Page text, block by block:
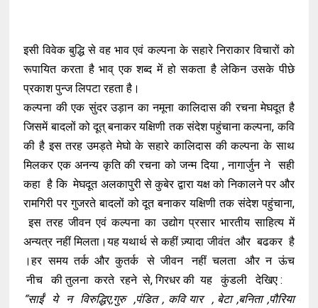
इसी विवेक बुद्धि से वह भाव एवं कल्पना के सहारे निराकार विचारों को
रूपायित करता है भाव् एक शब्द में हो सकता है लेकिन उसके पीछे
प्रकाश पुन्ज लिपटा रहता है।
कल्पना की एक सुंदर उड़ान का नमूना कालिदास की रचना मेघदूत है
जिसमें बादलों को दूत् बनाकर यक्षिणी तक संदेश पहुंचाना कल्पना, कवि
की है इस तरह उमड्ते मेघो के सहारे कालिदास की कल्पना के साथ
मिलकर एक अनन्य कृति की रचना को जन्म दिया , नागार्जुन ने सही
कहा है कि मेघदूत अलकापुरी से कुबेर द्वारा यक्ष को निकालने पर और
रामगिरी पर गुजरते बादलों को दूत बनाकर यक्षिणी तक संदेश पहुंचाना,
इस तरह जीवन एवं कल्पना का उद्योग प्रसार भारतीय साहित्य में
अन्यत्र नहीं मिलता।यह यथार्थ से कहीं ज़्यादा जीवंत और बढकर है
।हर समय तर्क और कुतर्क से जीवन नहीं चलता और न ऊंच
नीच की तुलना करते रहने से, गिरधर की यह कुंडली देखिए :
“साईं ये न विरुद्धिए,गुरु ,पंडित , कवि यार , बेटा ,बनिता ,पौरिया